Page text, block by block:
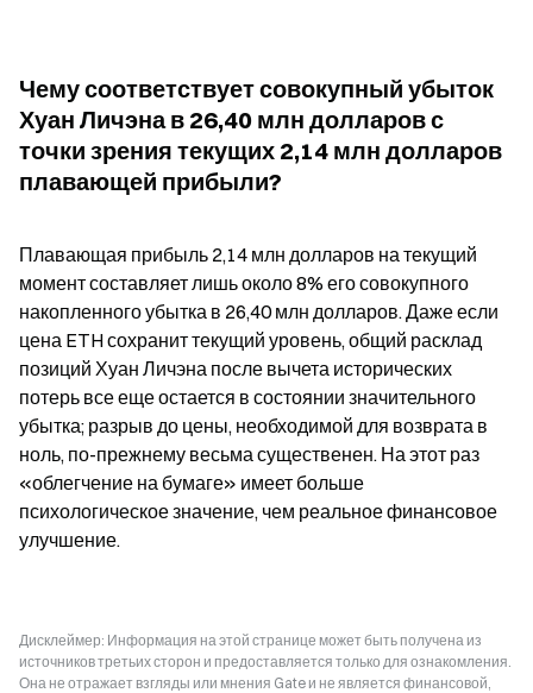
Чему соответствует совокупный убыток
Хуан Личэна в 26,40 млн долларов с
точки зрения текущих 2,14 млн долларов
плавающей прибыли?
Плавающая прибыль 2,14 млн долларов на текущий
момент составляет лишь около 8% его совокупного
накопленного убытка в 26,40 млн долларов. Даже если
цена ETH сохранит текущий уровень, общий расклад
позиций Хуан Личэна после вычета исторических
потерь все еще остается в состоянии значительного
убытка; разрыв до цены, необходимой для возврата в
ноль, по-прежнему весьма существенен. На этот раз
«облегчение на бумаге» имеет больше
психологическое значение, чем реальное финансовое
улучшение.
Дисклеймер: Информация на этой странице может быть получена из
источников третьих сторон и предоставляется только для ознакомления.
Она не отражает взгляды или мнения Gate и не является финансовой,